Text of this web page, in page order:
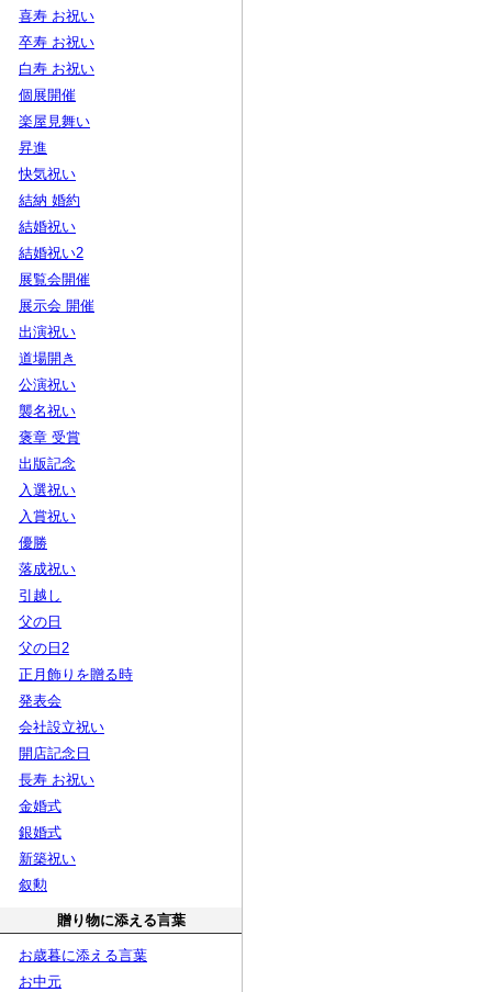
喜寿 お祝い
卒寿 お祝い
白寿 お祝い
個展開催
楽屋見舞い
昇進
快気祝い
結納 婚約
結婚祝い
結婚祝い2
展覧会開催
展示会 開催
出演祝い
道場開き
公演祝い
襲名祝い
褒章 受賞
出版記念
入選祝い
入賞祝い
優勝
落成祝い
引越し
父の日
父の日2
正月飾りを贈る時
発表会
会社設立祝い
開店記念日
長寿 お祝い
金婚式
銀婚式
新築祝い
叙勲
贈り物に添える言葉
お歳暮に添える言葉
お中元